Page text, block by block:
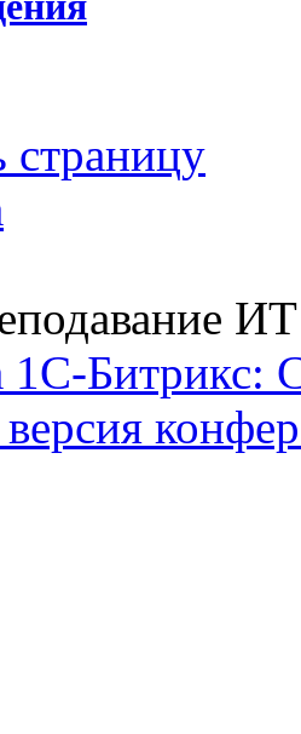
страницу
1С-Битрикс: